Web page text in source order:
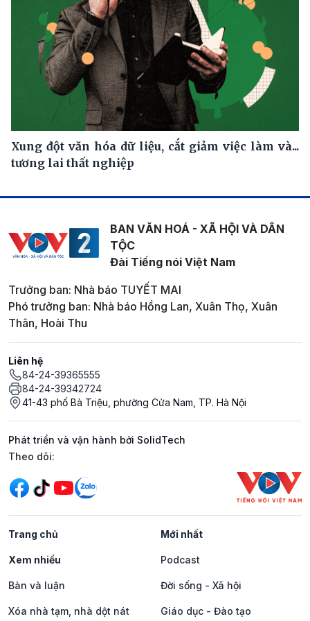
Xung đột văn hóa dữ liệu, cắt giảm việc làm và...
tương lai thất nghiệp
BAN VĂN HOÁ - XÃ HỘI VÀ DÂN
TỘC
Đài Tiếng nói Việt Nam
Trưởng ban: Nhà báo TUYẾT MAI
Phó trưởng ban: Nhà báo Hồng Lan, Xuân Thọ, Xuân
Thân, Hoài Thu
Liên hệ
84-24-39365555
84-24-39342724
41-43 phố Bà Triệu, phường Cửa Nam, TP. Hà Nội
Phát triển và vận hành bởi SolidTech
Mạng xã hội
Theo dõi:
Trang chủ Mới nhất
Xem nhiều Podcast
Bàn và luận Đời sống - Xã hội
Xóa nhà tạm, nhà dột nát Giáo dục - Đào tạo